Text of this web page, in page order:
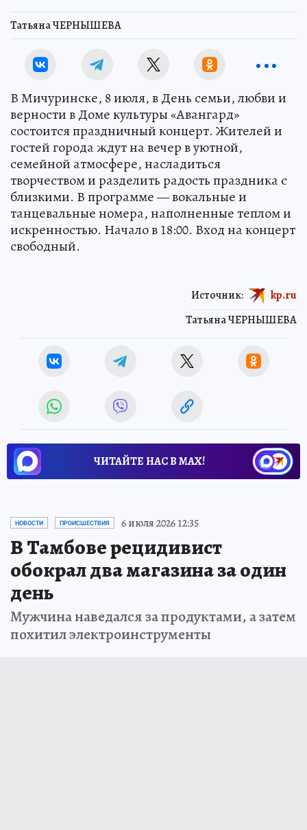
Татьяна ЧЕРНЫШЕВА
В Мичуринске, 8 июля, в День семьи, любви и
верности в Доме культуры «Авангард»
состоится праздничный концерт. Жителей и
гостей города ждут на вечер в уютной,
семейной атмосфере, насладиться
творчеством и разделить радость праздника с
близкими. В программе — вокальные и
танцевальные номера, наполненные теплом и
искренностью. Начало в 18:00. Вход на концерт
свободный.
Татьяна ЧЕРНЫШЕВА
Источник: kp.ru
ЧИТАЙТЕ НАС В МАХ!
НОВОСТИ ПРОИСШЕСТВИЯ 6 июля 2026 12:35
В Тамбове рецидивист
обокрал два магазина за один
день
Мужчина наведался за продуктами, а затем
похитил электроинструменты